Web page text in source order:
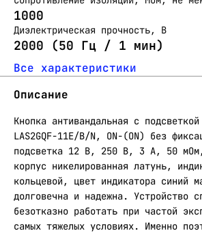
1000
Диэлектрическая прочность, В
2000 (50 Гц / 1 мин)
Все характеристики
Описание
Кнопка антивандальная с подсветкой
LAS2GQF-11E/B/N, ON-(ON) без
подсветка 12 В, 250 В, 3 А, 50
корпус никелированная латунь,
кольцевой, цвет индикатора синий
долговечна и надежна. Устройство
безотказно работать при частой
самых тяжелых условиях. Именно